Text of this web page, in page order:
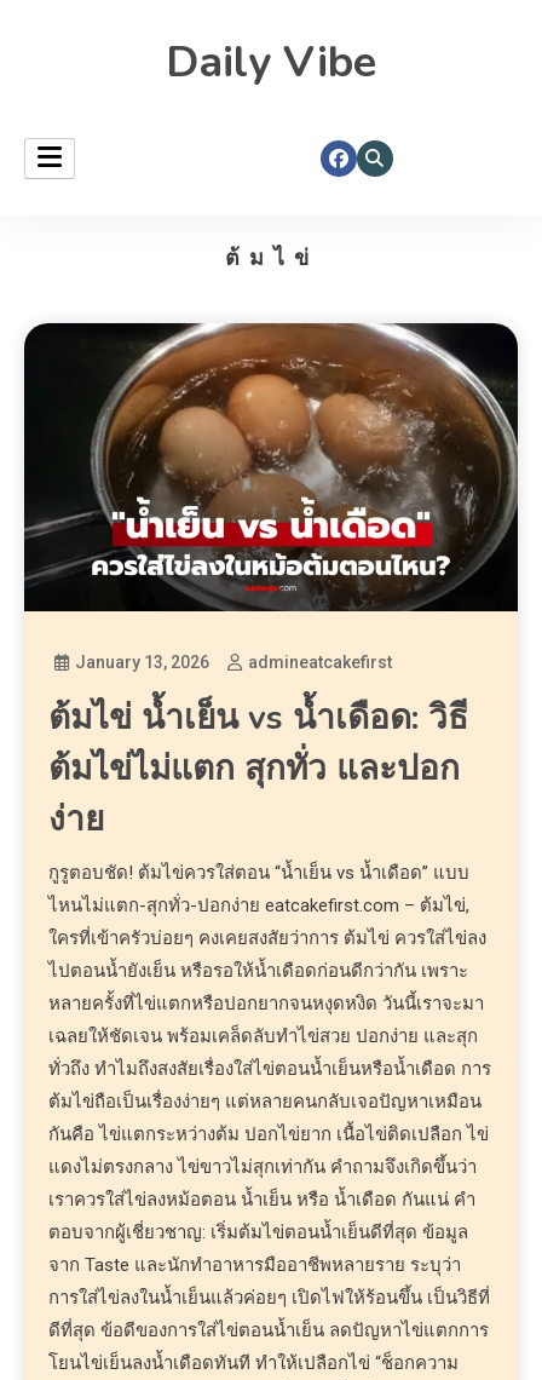
Daily Vibe
ต้มไข่
January 13, 2026 admineatcakefirst
ต้มไข่ น้ำเย็น vs น้ำเดือด: วิธี
ต้มไข่ไม่แตก สุกทั่ว และปอก
ง่าย
กูรูตอบชัด! ต้มไข่ควรใส่ตอน “น้ำเย็น vs น้ำเดือด” แบบ
ไหนไม่แตก-สุกทั่ว-ปอกง่าย eatcakefirst.com – ต้มไข่,
ใครที่เข้าครัวบ่อยๆ คงเคยสงสัยว่าการ ต้มไข่ ควรใส่ไข่ลง
ไปตอนน้ำยังเย็น หรือรอให้น้ำเดือดก่อนดีกว่ากัน เพราะ
หลายครั้งที่ไข่แตกหรือปอกยากจนหงุดหงิด วันนี้เราจะมา
เฉลยให้ชัดเจน พร้อมเคล็ดลับทำไข่สวย ปอกง่าย และสุก
ทั่วถึง ทำไมถึงสงสัยเรื่องใส่ไข่ตอนน้ำเย็นหรือน้ำเดือด การ
ต้มไข่ถือเป็นเรื่องง่ายๆ แต่หลายคนกลับเจอปัญหาเหมือน
กันคือ ไข่แตกระหว่างต้ม ปอกไข่ยาก เนื้อไข่ติดเปลือก ไข่
แดงไม่ตรงกลาง ไข่ขาวไม่สุกเท่ากัน คำถามจึงเกิดขึ้นว่า
เราควรใส่ไข่ลงหม้อตอน น้ำเย็น หรือ น้ำเดือด กันแน่ คำ
ตอบจากผู้เชี่ยวชาญ: เริ่มต้มไข่ตอนน้ำเย็นดีที่สุด ข้อมูล
จาก Taste และนักทำอาหารมืออาชีพหลายราย ระบุว่า
การใส่ไข่ลงในน้ำเย็นแล้วค่อยๆ เปิดไฟให้ร้อนขึ้น เป็นวิธีที่
ดีที่สุด ข้อดีของการใส่ไข่ตอนน้ำเย็น ลดปัญหาไข่แตกการ
โยนไข่เย็นลงน้ำเดือดทันที ทำให้เปลือกไข่ “ช็อกความ